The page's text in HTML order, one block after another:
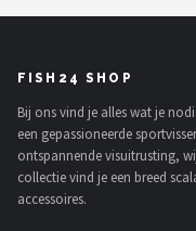
FISH24 SHOP
Bij ons vind je alles wat je
een gepassioneerde
ontspannende visuitrusting,
collectie vind je een breed
accessoires.